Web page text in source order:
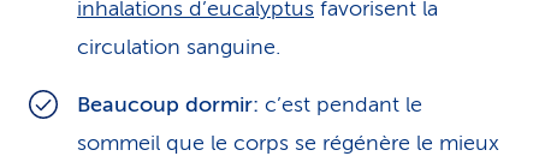
inhalations d’eucalyptus favorisent la
circulation sanguine.
Beaucoup dormir: c’est pendant le
sommeil que le corps se régénère le mieux